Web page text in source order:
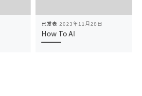
已发表 2023年11月28日
How To AI